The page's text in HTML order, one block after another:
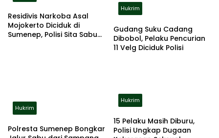
Residivis Narkoba Asal
Mojokerto Diciduk di
Sumenep, Polisi Sita Sabu
Hukrim
Gudang Suku Cadang
Dibobol, Pelaku Pencurian
11 Velg Diciduk Polisi
Hukrim
Polresta Sumenep Bongkar
Hukrim
15 Pelaku Masih Diburu,
Polisi Ungkap Dugaan